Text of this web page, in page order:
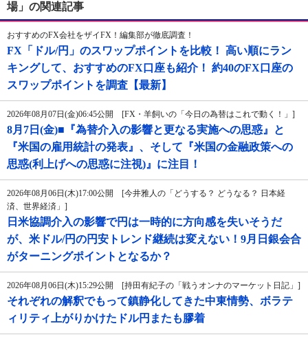
場」の関連記事
おすすめのFX会社をザイFX！編集部が徹底調査！
FX「ドル/円」のスワップポイントを比較！ 高い順にラン
キングして、おすすめのFX口座も紹介！ 約40のFX口座の
スワップポイントを調査【最新】
2026年08月07日(金)06:45公開 [FX・羊飼いの「今日の為替はこれで動く！」]
8月7日(金)■『為替介入の影響と更なる実施への思惑』と
『米国の雇用統計の発表』、そして『米国の金融政策への
思惑(利上げへの思惑に注視)』に注目！
2026年08月06日(木)17:00公開 [今井雅人の「どうする？ どうなる？ 日本経
済、世界経済」]
日米協調介入の影響で円は一時的に方向感を失いそうだ
が、米ドル/円の円安トレンド継続は変えない！9月日銀会合
がターニングポイントとなるか？
2026年08月06日(木)15:29公開 [持田有紀子の「戦うオンナのマーケット日記」]
それぞれの解釈でもって鎮静化してきた中東情勢、ボラテ
ィリティ上がりかけたドル円またも膠着